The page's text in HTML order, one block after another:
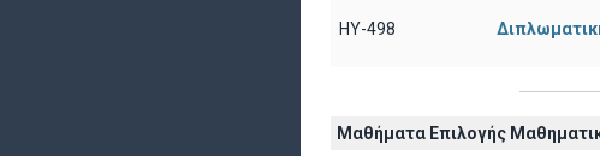
HY-498
Μαθήματα Επιλογής